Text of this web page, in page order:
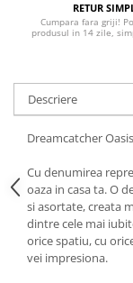
RETUR
Cumpara fara griji!
produsul in 14 zile,
Descriere
Dreamcatcher Oasis
Cu denumirea
oaza in casa ta. O
si asortate, creata
dintre cele mai
orice spatiu, cu
vei impresiona.